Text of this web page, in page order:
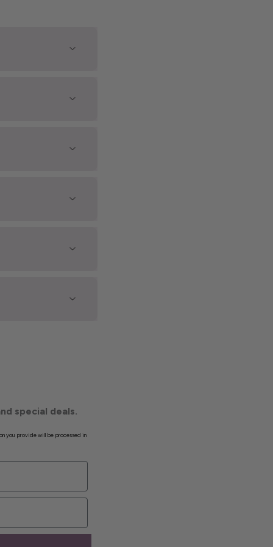
special deals.
you provide will be processed in